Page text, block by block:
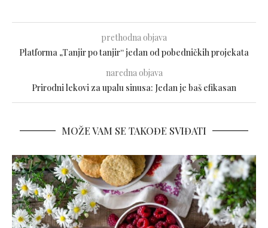
prethodna objava
Platforma „Tanjir po tanjir“ jedan od pobedničkih projekata
naredna objava
Prirodni lekovi za upalu sinusa: Jedan je baš efikasan
MOŽE VAM SE TAKOĐE SVIĐATI